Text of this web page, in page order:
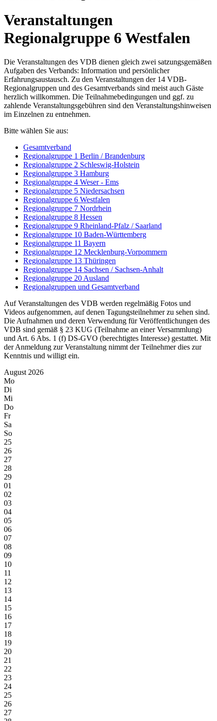
Veranstaltungen
Regionalgruppe 6 Westfalen
Die Veranstaltungen des VDB dienen gleich zwei satzungsgemäßen
Aufgaben des Verbands: Information und persönlicher
Erfahrungsaustausch. Zu den Veranstaltungen der 14 VDB-
Regionalgruppen und des Gesamtverbands sind meist auch Gäste
herzlich willkommen. Die Teilnahmebedingungen und ggf. zu
zahlende Veranstaltungsgebühren sind den Veranstaltungshinweisen
im Einzelnen zu entnehmen.
Bitte wählen Sie aus:
Gesamtverband
Regionalgruppe 1 Berlin / Brandenburg
Regionalgruppe 2 Schleswig-Holstein
Regionalgruppe 3 Hamburg
Regionalgruppe 4 Weser - Ems
Regionalgruppe 5 Niedersachsen
Regionalgruppe 6 Westfalen
Regionalgruppe 7 Nordrhein
Regionalgruppe 8 Hessen
Regionalgruppe 9 Rheinland-Pfalz / Saarland
Regionalgruppe 10 Baden-Württemberg
Regionalgruppe 11 Bayern
Regionalgruppe 12 Mecklenburg-Vorpommern
Regionalgruppe 13 Thüringen
Regionalgruppe 14 Sachsen / Sachsen-Anhalt
Regionalgruppe 20 Ausland
Regionalgruppen und Gesamtverband
Auf Veranstaltungen des VDB werden regelmäßig Fotos und
Videos aufgenommen, auf denen Tagungsteilnehmer zu sehen sind.
Die Aufnahmen und deren Verwendung für Veröffentlichungen des
VDB sind gemäß § 23 KUG (Teilnahme an einer Versammlung)
und Art. 6 Abs. 1 (f) DS-GVO (berechtigtes Interesse) gestattet. Mit
der Anmeldung zur Veranstaltung nimmt der Teilnehmer dies zur
Kenntnis und willigt ein.
August 2026
Mo
Di
Mi
Do
Fr
Sa
So
25
26
27
28
29
01
02
03
04
05
06
07
08
09
10
11
12
13
14
15
16
17
18
19
20
21
22
23
24
25
26
27